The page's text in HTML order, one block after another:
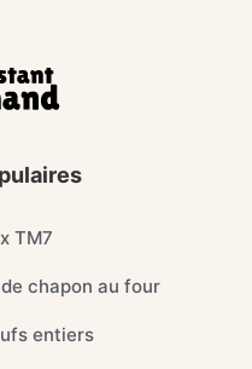
TM7
chapon au four
entiers